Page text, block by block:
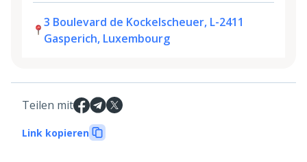
3 Boulevard de Kockelscheuer, L-2411
Gasperich, Luxembourg
Teilen mit
Link kopieren